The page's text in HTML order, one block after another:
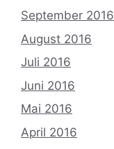
September 2016
August 2016
Juli 2016
Juni 2016
Mai 2016
April 2016